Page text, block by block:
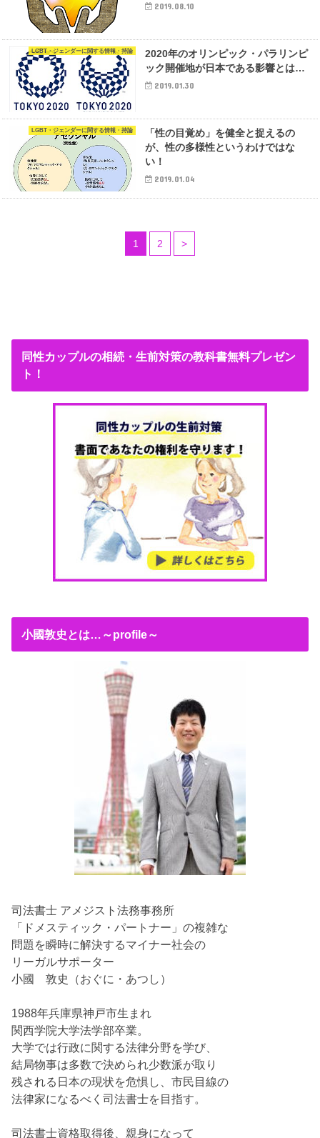
2019.08.10
LGBT・ジェンダーに関する情報・持論
2020年のオリンピック・パラリンピ
ック開催地が日本である影響とは…
2019.01.30
LGBT・ジェンダーに関する情報・持論
「性の目覚め」を健全と捉えるの
が、性の多様性というわけではな
い！
2019.01.04
1 2 >
同性カップルの相続・生前対策の教科書無料プレゼン
ト！
小國敦史とは…～profile～
司法書士 アメジスト法務事務所
「ドメスティック・パートナー」の複雑な
問題を瞬時に解決するマイナー社会の
リーガルサポーター
小國 敦史（おぐに・あつし）
1988年兵庫県神戸市生まれ
関西学院大学法学部卒業。
大学では行政に関する法律分野を学び、
結局物事は多数で決められ少数派が取り
残される日本の現状を危惧し、市民目線の
法律家になるべく司法書士を目指す。
司法書士資格取得後、親身になって